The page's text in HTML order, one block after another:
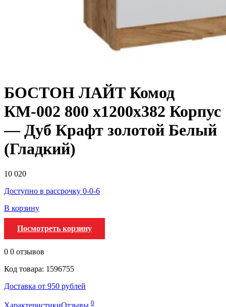
БОСТОН ЛАЙТ Комод
КМ-002 800 х1200х382 Корпус
— Дуб Крафт золотой Белый
(Гладкий)
10 020
Доступно в рассрочку 0-0-6
В корзину
Посмотреть корзину
0 0 отзывов
Код товара: 1596755
Доставка от 950 рублей
0